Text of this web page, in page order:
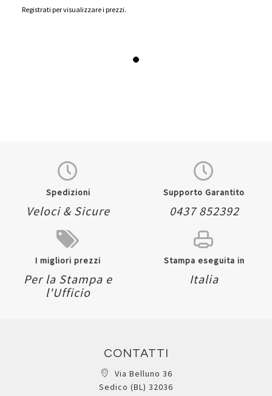
Registrati per visualizzare i prezzi.
Spedizioni
Veloci & Sicure
Supporto Garantito
0437 852392
I migliori prezzi
Per la Stampa e
l'Ufficio
Stampa eseguita in
Italia
CONTATTI
Via Belluno 36
Sedico (BL) 32036